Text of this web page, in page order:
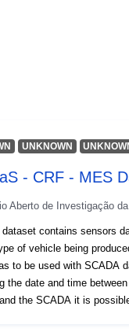
UNKNOWN
- CRF - MES
Aberto de Investigação
contains sensors
of vehicle being
to be used with SCADA
the date and time
the SCADA it is